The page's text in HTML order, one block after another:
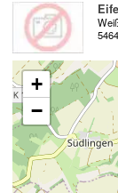
+
−